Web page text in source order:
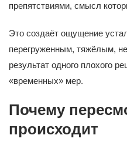
препятствиями, смысл
Это создаёт ощущение
перегруженным, тяжёлым,
результат одного плохого
«временных» мер.
Почему
происходит